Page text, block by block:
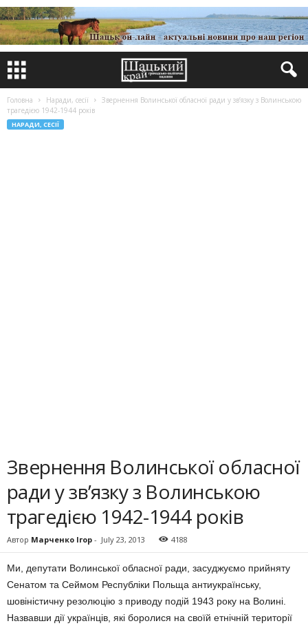
Головна Наради, сесії
Звернення Волинської обласної ради у зв’язку з Волинською
трагедією 1942-1944 років
НАРАДИ, СЕСІЇ
Звернення Волинської обласної
ради у зв’язку з Волинською
трагедією 1942-1944 років
Автор Марченко Ігор - July 23, 2013 4188
Ми, депутати Волинської обласної ради, засуджуємо прийняту
Сенатом та Сеймом Республіки Польща антиукраїнську,
шовіністичну резолюцію з приводу подій 1943 року на Волині.
Назвавши дії українців, які боролися на своїй етнічній території